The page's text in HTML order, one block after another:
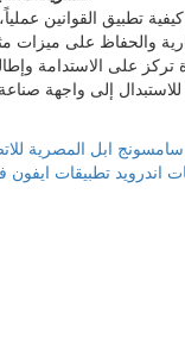
تطبيق القوانين
على الاستدامة
إلى واجهة
سامسونج ابل المصرية
اندرويد تطبيقات ايفون